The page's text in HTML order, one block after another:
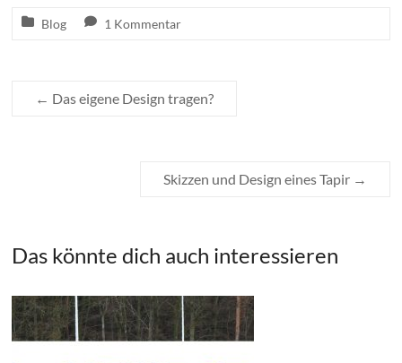
Blog 1 Kommentar
← Das eigene Design tragen?
Skizzen und Design eines Tapir →
Das könnte dich auch interessieren